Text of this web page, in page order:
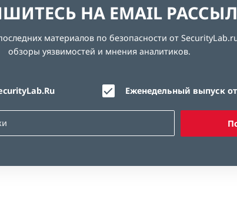
НА EMAIL
материалов по безопасности от
обзоры уязвимостей и мнения аналитиков.
Еженедельный выпуск